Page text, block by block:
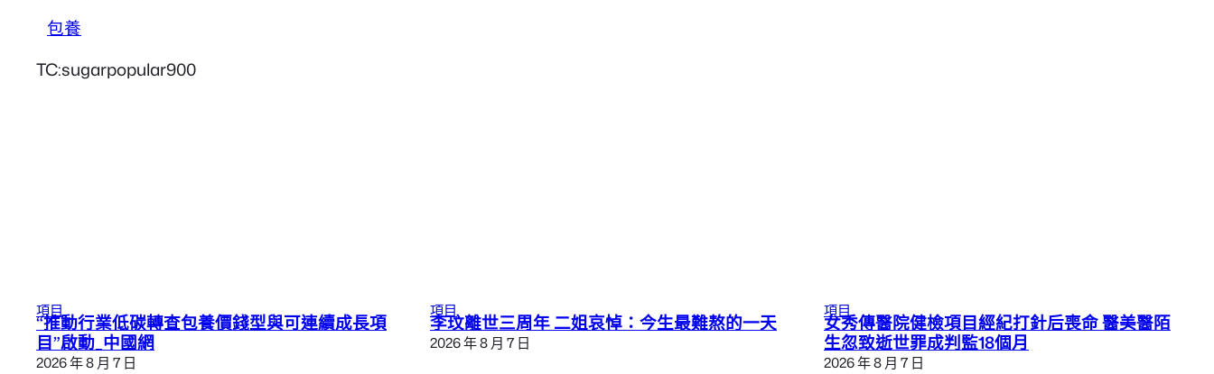
包養
TC:sugarpopular900
項目
“推動行業低碳轉查包養價錢型與可連續成長項
目”啟動_中國網
2026 年 8 月 7 日
項目
李玟離世三周年 二姐哀悼：今生最難熬的一天
2026 年 8 月 7 日
項目
女秀傳醫院健檢項目經紀打針后喪命 醫美醫陌
生忽致逝世罪成判監18個月
2026 年 8 月 7 日